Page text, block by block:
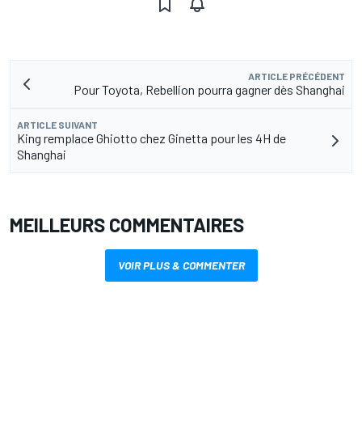
ARTICLE PRÉCÉDENT
Pour Toyota, Rebellion pourra gagner dès Shanghai
ARTICLE SUIVANT
King remplace Ghiotto chez Ginetta pour les 4H de
Shanghai
MEILLEURS COMMENTAIRES
VOIR PLUS & COMMENTER